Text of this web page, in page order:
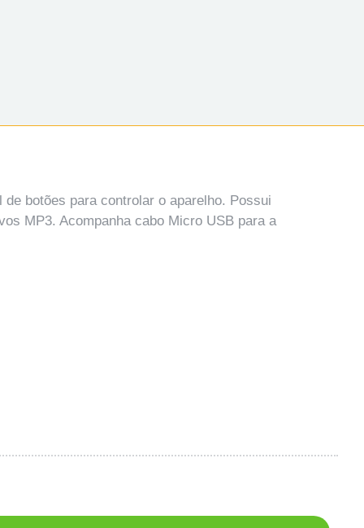
botões para controlar o aparelho. Possui
MP3. Acompanha cabo Micro USB para a